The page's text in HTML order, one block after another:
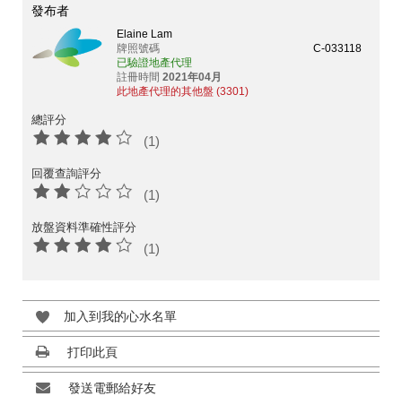
發布者
Elaine Lam
牌照號碼
C-033118
已驗證地產代理
註冊時間 2021年04月
此地產代理的其他盤 (3301)
總評分
(1)
回覆查詢評分
(1)
放盤資料準確性評分
(1)
加入到我的心水名單
打印此頁
發送電郵給好友